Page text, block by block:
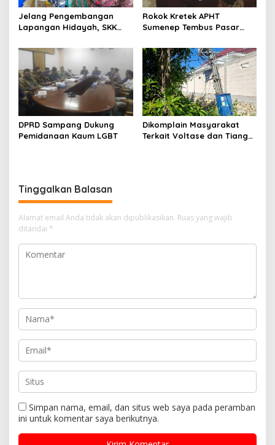
Jelang Pengembangan
Lapangan Hidayah, SKK
Perkuat Sinergi dengan
Nelayan Sampang
Rokok Kretek APHT
Sumenep Tembus Pasar
DPRD Sampang Dukung
Pemidanaan Kaum LGBT
Dikomplain Masyarakat
Terkait Voltase dan Tiang
Tinggalkan Balasan
Alamat email Anda tidak akan dipublikasikan. Ruas yang wajib
ditandai *
Simpan nama, email, dan situs web saya pada peramban
ini untuk komentar saya berikutnya.